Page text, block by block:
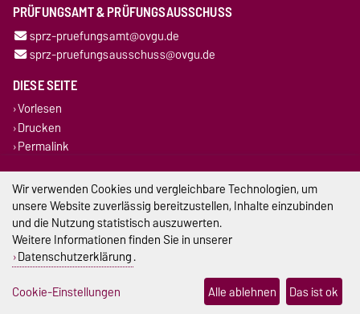
PRÜFUNGSAMT & PRÜFUNGSAUSSCHUSS
sprz-pruefungsamt@ovgu.de
sprz-pruefungsausschuss@ovgu.de
DIESE SEITE
Vorlesen
Drucken
Permalink
Impressum
Datenschutz
Barrierefreiheit
Cookie-Einstellungen
Wir verwenden Cookies und vergleichbare Technologien, um
unsere Website zuverlässig bereitzustellen, Inhalte einzubinden
und die Nutzung statistisch auszuwerten.
Weitere Informationen finden Sie in unserer
Datenschutzerklärung.
Cookie-Einstellungen
Alle ablehnen Das ist ok